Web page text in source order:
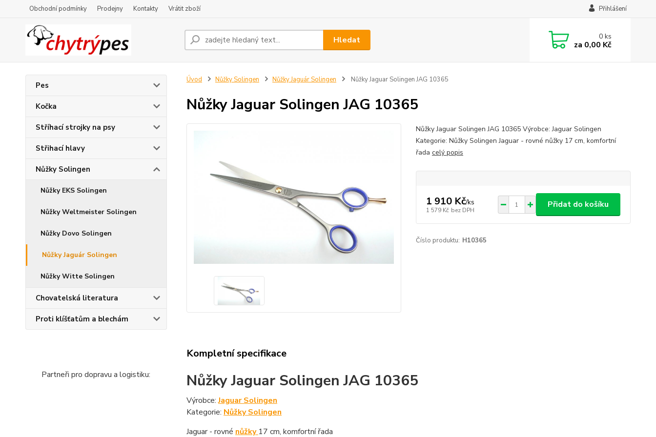
Obchodní podmínky Prodejny Kontakty Vrátit zboží Přihlášení
Hledat 0ks
za 0,00 Kč
Pes
Kočka
Stříhací strojky na psy
Střihací hlavy
Nůžky Solingen
Nůžky EKS Solingen
Nůžky Weltmeister Solingen
Nůžky Dovo Solingen
Nůžky Jaguár Solingen
Nůžky Witte Solingen
Chovatelská literatura
Proti klíšťatům a blechám
Partneři pro dopravu a logistiku:
Úvod Nůžky Solingen Nůžky Jaguár Solingen Nůžky Jaguar Solingen JAG 10365
Nůžky Jaguar Solingen JAG 10365
Nůžky Jaguar Solingen JAG 10365 Výrobce: Jaguar Solingen
Kategorie: Nůžky Solingen Jaguar - rovné nůžky 17 cm, komfortní
řada celý popis
1 910 Kč/ks
1 579 Kč bez DPH
Přidat do košíku
Číslo produktu: H10365
Kompletní specifikace
Nůžky Jaguar Solingen JAG 10365
Výrobce:Jaguar Solingen
Kategorie: Nůžky Solingen
Jaguar - rovné nůžky 17 cm, komfortní řada